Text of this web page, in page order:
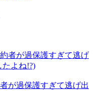
が過保護すぎて逃げ出